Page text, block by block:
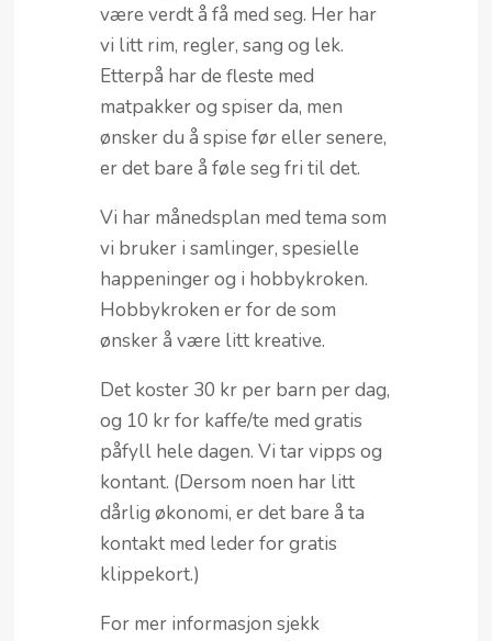
være verdt å få med seg. Her har
vi litt rim, regler, sang og lek.
Etterpå har de fleste med
matpakker og spiser da, men
ønsker du å spise før eller senere,
er det bare å føle seg fri til det.
Vi har månedsplan med tema som
vi bruker i samlinger, spesielle
happeninger og i hobbykroken.
Hobbykroken er for de som
ønsker å være litt kreative.
Det koster 30 kr per barn per dag,
og 10 kr for kaffe/te med gratis
påfyll hele dagen. Vi tar vipps og
kontant. (Dersom noen har litt
dårlig økonomi, er det bare å ta
kontakt med leder for gratis
klippekort.)
For mer informasjon sjekk